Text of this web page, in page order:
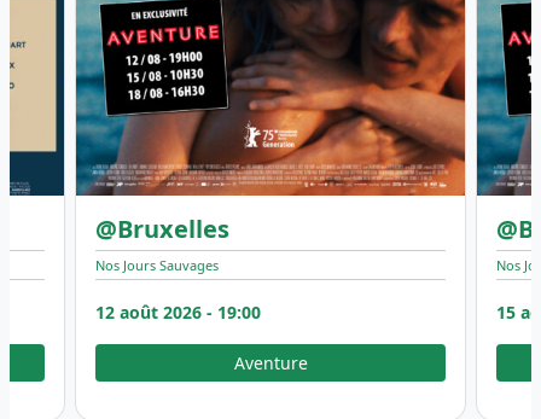
@Bruxelles
Nos Jours Sauvages
12 août 2026 - 19:00
Aventure
Nos
15